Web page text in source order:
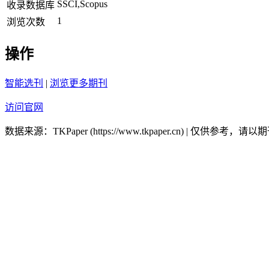
收录数据库 SSCI,Scopus
浏览次数
1
操作
智能选刊 | 浏览更多期刊
访问官网
数据来源：TKPaper (https://www.tkpaper.cn) | 仅供参考，请以